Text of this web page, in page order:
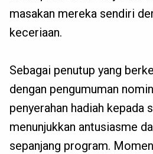
masakan mereka sendiri
keceriaan.
Sebagai penutup yang
dengan pengumuman
penyerahan hadiah kepada
menunjukkan antusiasme
sepanjang program.